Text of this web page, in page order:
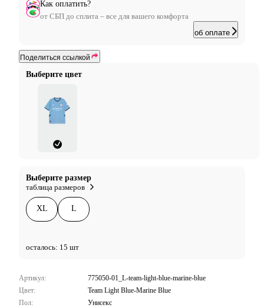
Выберите цвет
Выберите размер
таблица размеров
XL L
осталось: 15 шт
Как оплатить?
от СБП до сплита – все для вашего комфорта
об оплате
Поделиться ссылкой
Артикул:
775050-01_L-team-light-blue-marine-blue
Цвет:
Team Light Blue-Marine Blue
Пол:
Унисекс